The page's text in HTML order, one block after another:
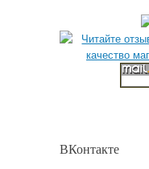
ВКонтакте